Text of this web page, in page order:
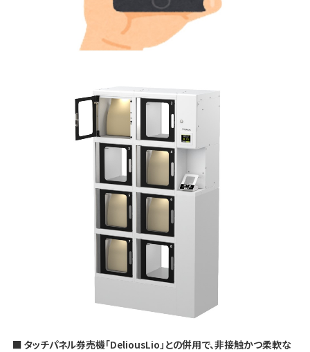
■ タッチパネル券売機「DeliousLio」との併用で、非接触かつ柔軟な